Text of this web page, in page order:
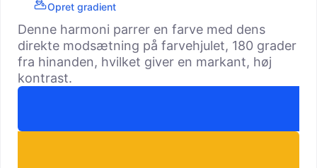
Opret gradient
Denne harmoni parrer en farve med dens
direkte modsætning på farvehjulet, 180 grader
fra hinanden, hvilket giver en markant, høj
kontrast.